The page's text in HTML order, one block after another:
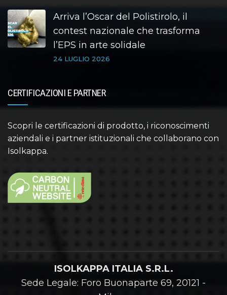
Arriva l’Oscar del Polistirolo, il
contest nazionale che trasforma
l’EPS in arte solidale
24 LUGLIO 2026
CERTIFICAZIONI E PARTNER
Scopri le certificazioni di prodotto, i riconoscimenti
aziendali e i partner istituzionali che collaborano con
Isolkappa.
ISOLKAPPA ITALIA S.R.L.
Sede Legale: Foro Buonaparte 69, 20121 -